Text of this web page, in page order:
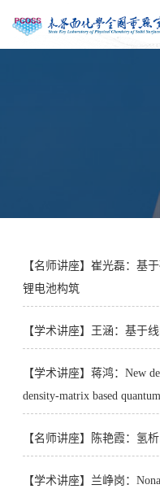
【​名师讲座】崔光磊：基
锂电池构筑
【​学术讲座】王涵：基于
【​学术讲座】蒋鸿：New
density-matrix based
【​名师讲座】陈艳霞：氢
【​学术讲座】兰峥岗：